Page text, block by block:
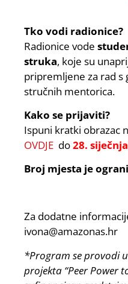
Tko vodi radionice?
Radionice vode
struka, koje su
pripremljene za rad s
stručnih mentorica.
Kako se prijaviti?
Ispuni kratki obrazac
OVDJE do28.
Broj mjesta je
Za dodatne
ivona@amazonas.hr
*Program se provodi
projekta “Peer Power